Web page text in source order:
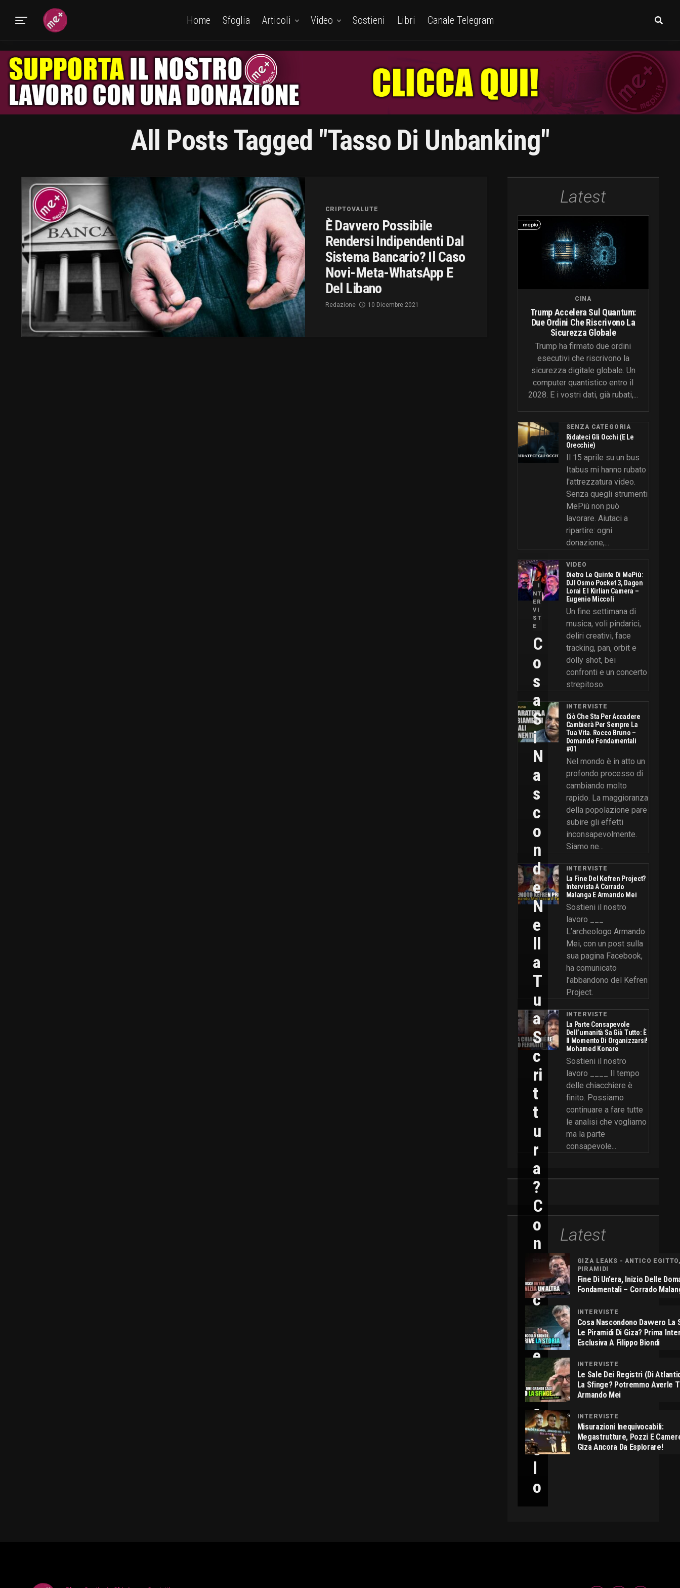
Home Sfoglia Articoli Video Sostieni Libri Canale Telegram
All Posts Tagged "tasso Di Unbanking"
CRIPTOVALUTE
È Davvero Possibile
Rendersi Indipendenti Dal
Sistema Bancario? Il Caso
Novi-Meta-WhatsApp E
Del Libano
Redazione 10 Dicembre 2021
Latest
CINA
Trump Accelera Sul Quantum:
Due Ordini Che Riscrivono La
Sicurezza Globale
Trump ha firmato due ordini
esecutivi che riscrivono la
sicurezza digitale globale. Un
computer quantistico entro il
2028. E i vostri dati, già rubati,...
SENZA CATEGORIA
Ridateci Gli Occhi (e Le
Orecchie)
Il 15 aprile su un bus
Itabus mi hanno rubato
l'attrezzatura video.
Senza quegli strumenti
MePiù non può
lavorare. Aiutaci a
ripartire: ogni
donazione,...
VIDEO
Dietro Le Quinte Di MePiù:
DJI Osmo Pocket 3, Dagon
Lorai E I Kirlian Camera –
Eugenio Miccoli
Un fine settimana di
musica, voli pindarici,
deliri creativi, face
tracking, pan, orbit e
dolly shot, bei
confronti e un concerto
strepitoso.
INTERVISTE
Ciò Che Sta Per Accadere
Cambierà Per Sempre La
Tua Vita. Rocco Bruno –
Domande Fondamentali
#01
Nel mondo è in atto un
profondo processo di
cambiando molto
rapido. La maggioranza
della popolazione pare
subire gli effetti
inconsapevolmente.
Siamo ne...
INTERVISTE
La Fine Del Kefren Project?
Intervista A Corrado
Malanga E Armando Mei
Sostieni il nostro
lavoro ___
L’archeologo Armando
Mei, con un post sulla
sua pagina Facebook,
ha comunicato
l’abbandono del Kefren
Project.
INTERVISTE
La Parte Consapevole
Dell’umanità Sa Già Tutto: È
Il Momento Di Organizzarsi!
Mohamed Konare
Sostieni il nostro
lavoro ____ Il tempo
delle chiacchiere è
finito. Possiamo
continuare a fare tutte
le analisi che vogliamo
ma la parte
consapevole...
Latest
I
NT
ER
VI
ST
E
C
O
S
A
S
I
N
A
S
C
O
N
D
E
N
E
Ll
A
T
U
A
S
C
Ri
T
T
U
R
A
?
C
O
N
I
C
L
E
C
I
C
C
O
L
O
GIZA LEAKS - ANTICO
PIRAMIDI
Fine Di Un’era, Inizio Delle
Fondamentali – Corrado
INTERVISTE
Cosa Nascondono Davvero La
Le Piramidi Di Giza? Prima
Esclusiva A Filippo Biondi
INTERVISTE
Le Sale Dei Registri (di
La Sfinge? Potremmo Averle
Armando Mei
INTERVISTE
Misurazioni Inequivocabili:
Megastrutture, Pozzi E
Giza Ancora Da Esplorare!